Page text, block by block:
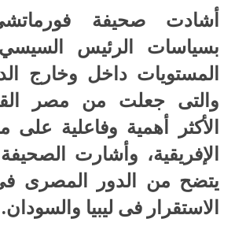
أشادت صحيفة فورماتشى
بسياسات الرئيس
المستويات داخل وخارج
والتى جعلت من مصر
الأكثر أهمية وفاعلية على
الإفريقية، وأشارت
يتضح من الدور المصرى
الاستقرار فى ليبيا والسودان.